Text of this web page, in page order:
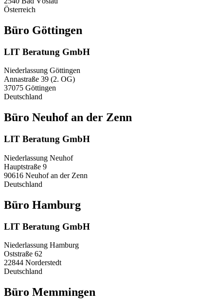
Österreich
Büro Göttingen
LIT Beratung GmbH
Niederlassung Göttingen
Annastraße 39 (2. OG)
37075 Göttingen
Deutschland
Büro Neuhof an der Zenn
LIT Beratung GmbH
Niederlassung Neuhof
Hauptstraße 9
90616 Neuhof an der Zenn
Deutschland
Büro Hamburg
LIT Beratung GmbH
Niederlassung Hamburg
Oststraße 62
22844 Norderstedt
Deutschland
Büro Memmingen